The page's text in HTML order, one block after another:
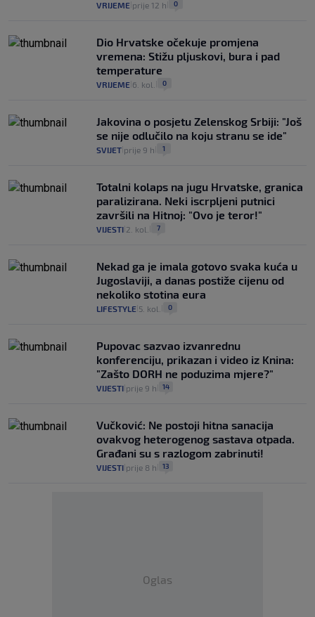
VRIJEME prije 12 h 0
Dio Hrvatske očekuje promjena
vremena: Stižu pljuskovi, bura i pad
temperature
VRIJEME 6. kol. 0
Jakovina o posjetu Zelenskog Srbiji: "Još
se nije odlučilo na koju stranu se ide"
SVIJET prije 9 h 1
Totalni kolaps na jugu Hrvatske, granica
paralizirana. Neki iscrpljeni putnici
završili na Hitnoj: "Ovo je teror!"
VIJESTI 2. kol. 7
Nekad ga je imala gotovo svaka kuća u
Jugoslaviji, a danas postiže cijenu od
nekoliko stotina eura
LIFESTYLE 5. kol. 0
Pupovac sazvao izvanrednu
konferenciju, prikazan i video iz Knina:
"Zašto DORH ne poduzima mjere?"
VIJESTI prije 9 h 14
Vučković: Ne postoji hitna sanacija
ovakvog heterogenog sastava otpada.
Građani su s razlogom zabrinuti!
VIJESTI prije 8 h 13
Oglas